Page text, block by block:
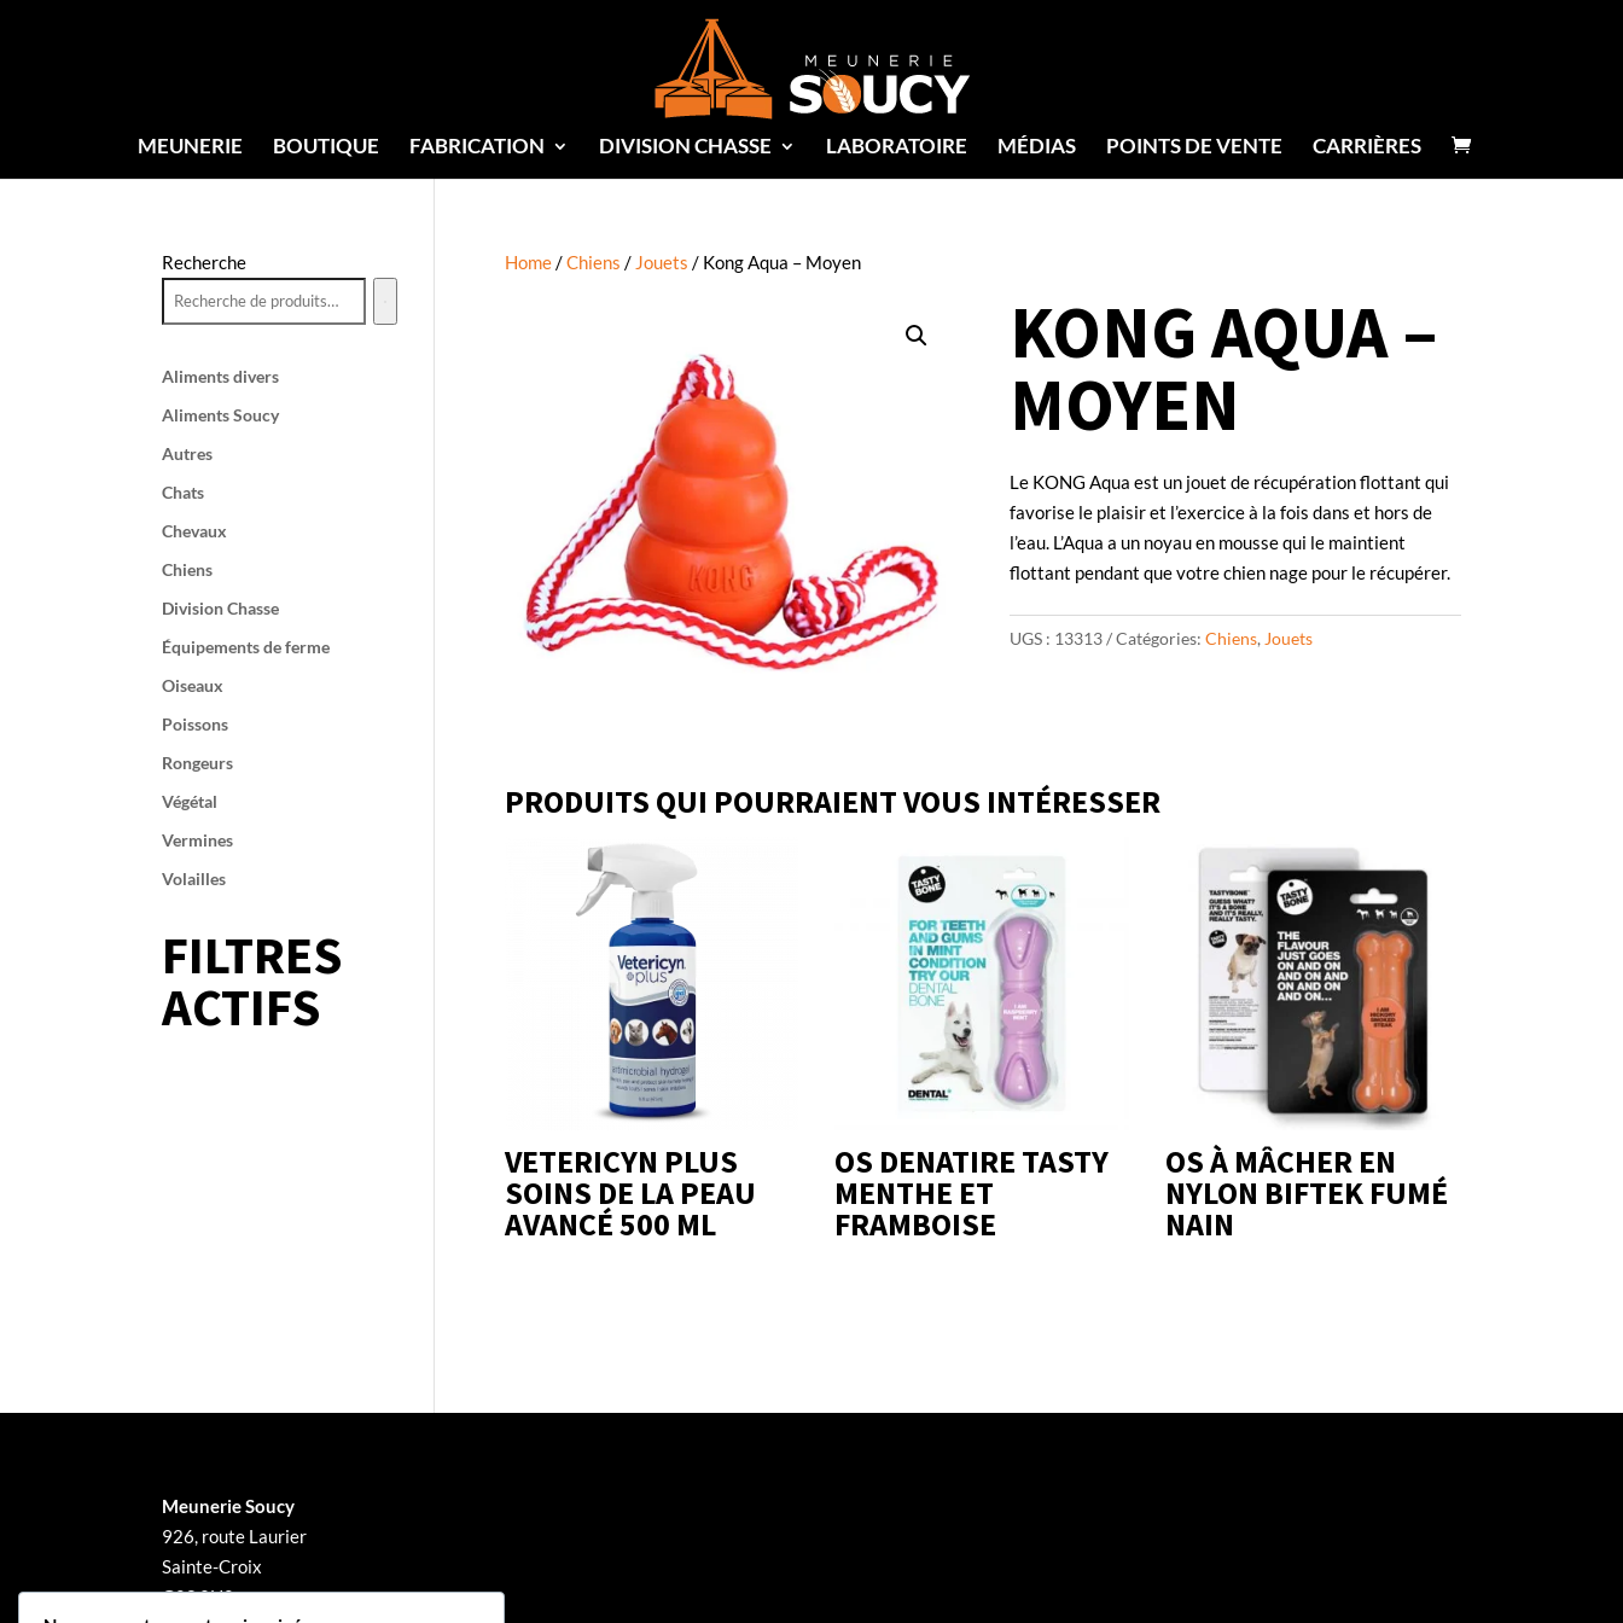
MEUNERIE BOUTIQUE FABRICATION DIVISION CHASSE LABORATOIRE MÉDIAS POINTS DE VENTE CARRIÈRES
Home/Chiens / Jouets / Kong Aqua – Moyen
KONG AQUA –
MOYEN
Le KONG Aqua est un jouet de récupération flottant qui
favorise le plaisir et l’exercice à la fois dans et hors de
l’eau. L’Aqua a un noyau en mousse qui le maintient
flottant pendant que votre chien nage pour le récupérer.
UGS : 13313 Catégories: Chiens, Jouets
PRODUITS QUI POURRAIENT VOUS INTÉRESSER
VETERICYN PLUS
SOINS DE LA PEAU
AVANCÉ 500 ML
OS DENATIRE TASTY
MENTHE ET
FRAMBOISE
OS À MÂCHER EN
NYLON BIFTEK FUMÉ
NAIN
Recherche
Aliments divers
Aliments Soucy
Autres
Chats
Chevaux
Chiens
Division Chasse
Équipements de ferme
Oiseaux
Poissons
Rongeurs
Végétal
Vermines
Volailles
FILTRES
ACTIFS
Meunerie Soucy
926, route Laurier
Sainte-Croix
G0S 2H0